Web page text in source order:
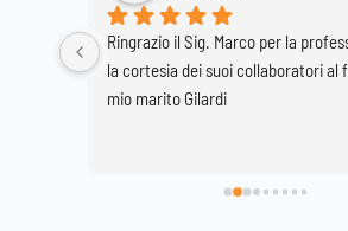
Ringrazio il Sig. Marco per la
la cortesia dei suoi collaboratori al
mio marito Gilardi